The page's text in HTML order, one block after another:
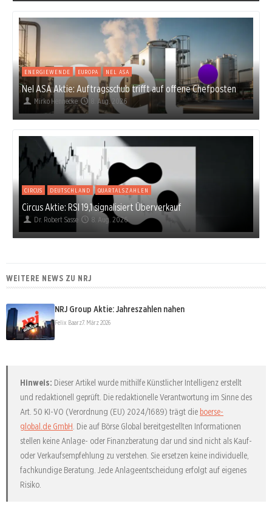
ENERGIEWENDE EUROPA NEL ASA
Nel ASA Aktie: Auftragsschub trifft auf offene Chefposten
Mirko Hennecke 8. Aug. 2026
CIRCUS DEUTSCHLAND QUARTALSZAHLEN
Circus Aktie: RSI 19,1 signalisiert Überverkauf
Dr. Robert Sasse 8. Aug. 2026
WEITERE NEWS ZU NRJ
NRJ Group Aktie: Jahreszahlen nahen
Felix Baarz7. März 2026
Hinweis: Dieser Artikel wurde mithilfe Künstlicher Intelligenz erstellt
und redaktionell geprüft. Die redaktionelle Verantwortung im Sinne des
Art. 50 KI-VO (Verordnung (EU) 2024/1689) trägt die boerse-
global.de GmbH . Die auf Börse Global bereitgestellten Informationen
stellen keine Anlage- oder Finanzberatung dar und sind nicht als Kauf-
oder Verkaufsempfehlung zu verstehen. Sie ersetzen keine individuelle,
fachkundige Beratung. Jede Anlageentscheidung erfolgt auf eigenes
Risiko.